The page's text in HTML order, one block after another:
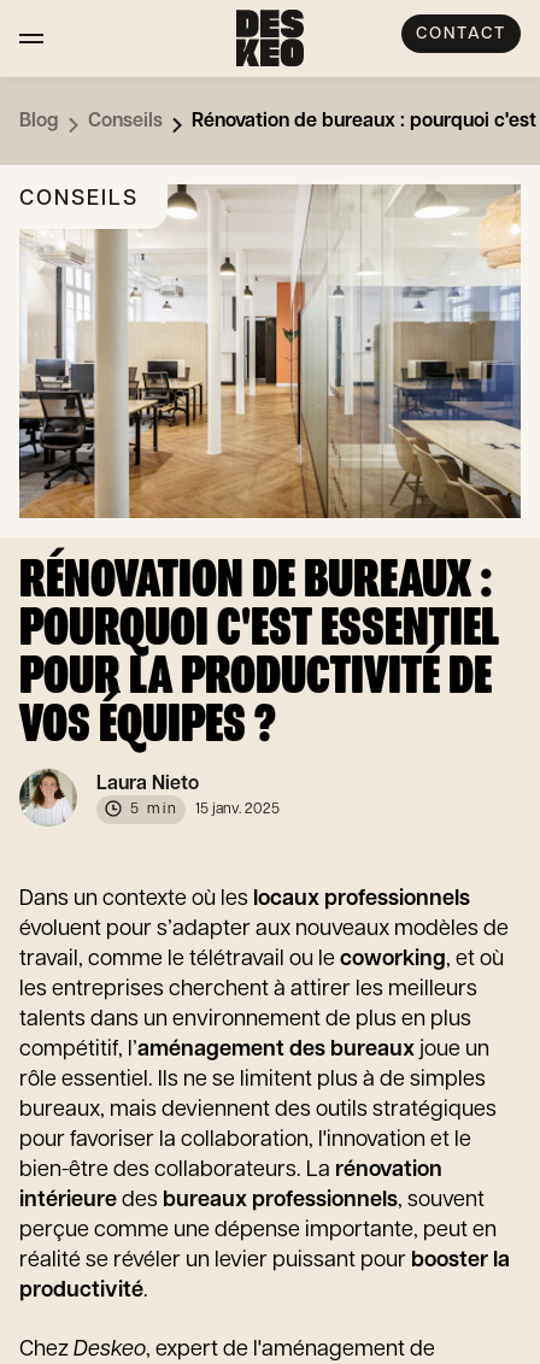
CONTACT
Blog Conseils Rénovation de bureaux : pourquoi
CONSEILS
RÉNOVATION DE BUREAUX :
POURQUOI C'EST ESSENTIEL
POUR LA PRODUCTIVITÉ DE
VOS ÉQUIPES ?
Laura Nieto
5 min 15 janv. 2025
Dans un contexte où les locaux professionnels
évoluent pour s’adapter aux nouveaux modèles de
travail, comme le télétravail ou le coworking, et où
les entreprises cherchent à attirer les meilleurs
talents dans un environnement de plus en plus
compétitif, l’aménagement des bureaux joue un
rôle essentiel. Ils ne se limitent plus à de simples
bureaux, mais deviennent des outils stratégiques
pour favoriser la collaboration, l'innovation et le
bien-être des collaborateurs. La rénovation
intérieure des bureaux professionnels, souvent
perçue comme une dépense importante, peut en
réalité se révéler un levier puissant pour booster la
productivité.
Chez Deskeo, expert de l'aménagement de